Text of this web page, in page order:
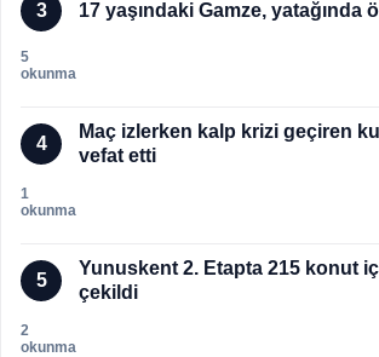
3 17 yaşındaki Gamze, yatağında
5
okunma
4
Maç izlerken kalp krizi geçiren
vefat etti
1
okunma
5
Yunuskent 2. Etapta 215 konut
çekildi
2
okunma